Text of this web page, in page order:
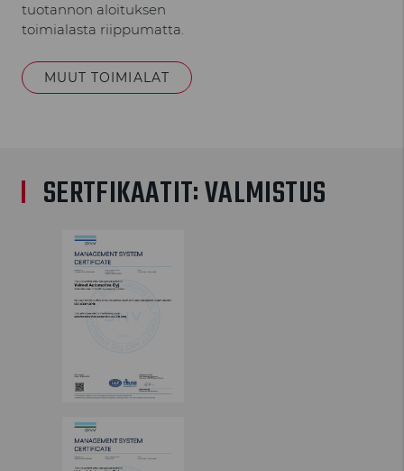
tuotannon aloituksen
toimialasta riippumatta.
MUUT TOIMIALAT
SERTFIKAATIT: VALMISTUS